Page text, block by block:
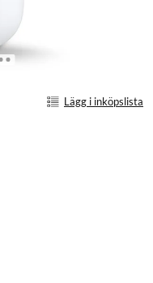
Lägg i inköpslista